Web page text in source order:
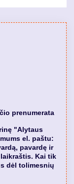
prenumerata
"Alytaus
el. paštu:
pavardę ir
Kai tik
dėl tolimesnių